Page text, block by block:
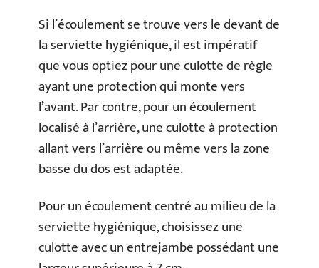
Si l’écoulement se trouve vers le devant de
la serviette hygiénique, il est impératif
que vous optiez pour une culotte de règle
ayant une protection qui monte vers
l’avant. Par contre, pour un écoulement
localisé à l’arrière, une culotte à protection
allant vers l’arrière ou même vers la zone
basse du dos est adaptée.
Pour un écoulement centré au milieu de la
serviette hygiénique, choisissez une
culotte avec un entrejambe possédant une